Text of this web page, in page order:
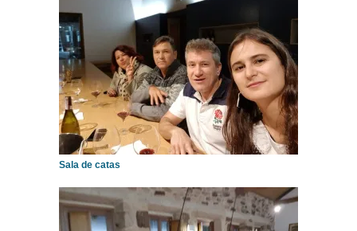
Sala de catas